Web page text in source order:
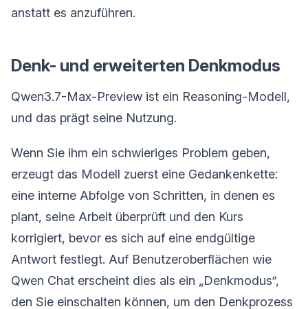
anstatt es anzuführen.
Denk- und erweiterten Denkmodus
Qwen3.7-Max-Preview ist ein Reasoning-Modell,
und das prägt seine Nutzung.
Wenn Sie ihm ein schwieriges Problem geben,
erzeugt das Modell zuerst eine Gedankenkette:
eine interne Abfolge von Schritten, in denen es
plant, seine Arbeit überprüft und den Kurs
korrigiert, bevor es sich auf eine endgültige
Antwort festlegt. Auf Benutzeroberflächen wie
Qwen Chat erscheint dies als ein „Denkmodus“,
den Sie einschalten können, um den Denkprozess